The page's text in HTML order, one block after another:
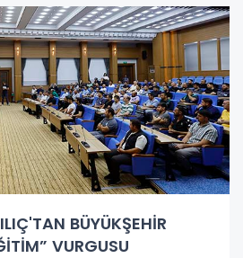
BÜYÜKŞEHİR
VURGUSU